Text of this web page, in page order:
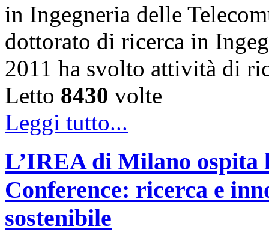
in Ingegneria delle
dottorato di ricerca in
2011 ha svolto attività di
Letto 8430 volte
Leggi tutto...
L’IREA di Milano
Conference: ricerca e
sostenibile